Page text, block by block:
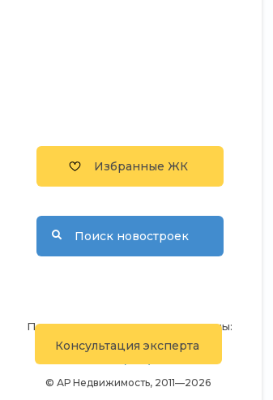
Избранные ЖК
Поиск новостроек
По вопросам размещения рекламы:
E-mail: sales@adaurum.ru
Консультация эксперта
© АР Недвижимость, 2011—2026